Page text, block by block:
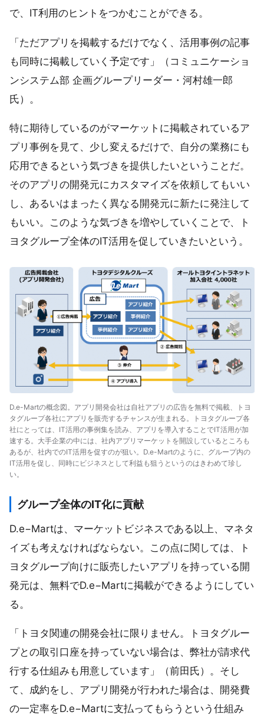
で、IT利用のヒントをつかむことができる。
「ただアプリを掲載するだけでなく、活用事例の記事
も同時に掲載していく予定です」（コミュニケーショ
ンシステム部 企画グループリーダー・河村雄一郎
氏）。
特に期待しているのがマーケットに掲載されているア
プリ事例を見て、少し変えるだけで、自分の業務にも
応用できるという気づきを提供したいということだ。
そのアプリの開発元にカスタマイズを依頼してもいい
し、あるいはまったく異なる開発元に新たに発注して
もいい。このような気づきを増やしていくことで、ト
ヨタグループ全体のIT活用を促していきたいという。
D.e-Martの概念図。アプリ開発会社は自社アプリの広告を無料で掲載、トヨ
タグループ各社にアプリを販売するチャンスが生まれる。トヨタグループ各
社にとっては、IT活用の事例集を読み、アプリを導入することでIT活用が加
速する。大手企業の中には、社内アプリマーケットを開設しているところも
あるが、社内でのIT活用を促すのが狙い。D.e-Martのように、グループ内の
IT活用を促し、同時にビジネスとして利益も狙うというのはきわめて珍し
い。
グループ全体のIT化に貢献
D.e−Martは、マーケットビジネスである以上、マネタ
イズも考えなければならない。この点に関しては、ト
ヨタグループ向けに販売したいアプリを持っている開
発元は、無料でD.e−Martに掲載ができるようにしてい
る。
「トヨタ関連の開発会社に限りません。トヨタグルー
プとの取引口座を持っていない場合は、弊社が請求代
行する仕組みも用意しています」（前田氏）。そし
て、成約をし、アプリ開発が行われた場合は、開発費
の一定率をD.e−Martに支払ってもらうという仕組み